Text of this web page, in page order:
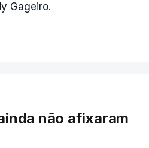
Gageiro.
não afixaram